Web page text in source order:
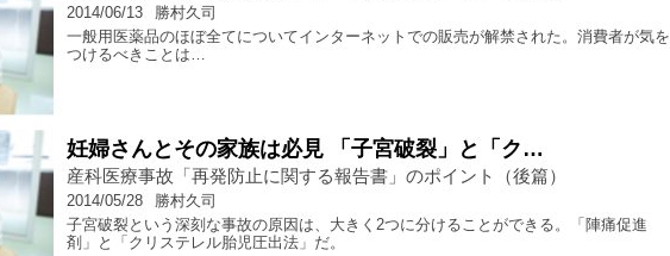
2014/06/13
勝村久司
一般用医薬品のほぼ全てについてインターネットでの販売が解禁された。消費者が気を
つけるべきことは…
妊婦さんとその家族は必見 「子宮破裂」と「ク…
産科医療事故「再発防止に関する報告書」のポイント（後篇）
2014/05/28
勝村久司
子宮破裂という深刻な事故の原因は、大きく2つに分けることができる。「陣痛促進
剤」と「クリステレル胎児圧出法」だ。